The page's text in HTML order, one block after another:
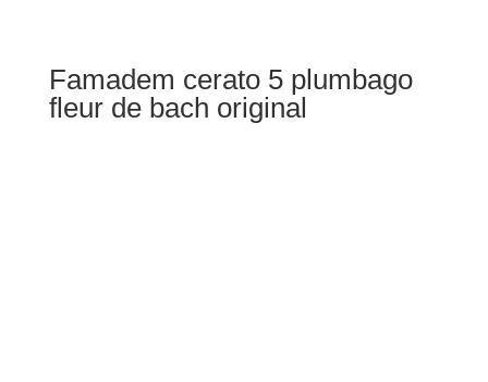
Famadem cerato 5 plumbago
fleur de bach original